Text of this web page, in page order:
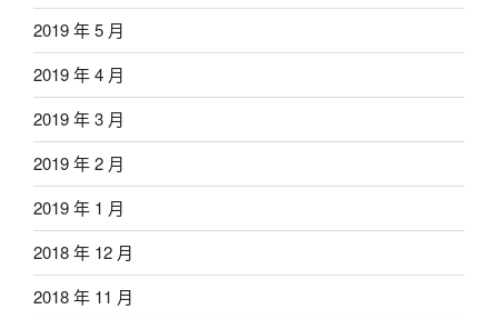
2019 年 5 月
2019 年 4 月
2019 年 3 月
2019 年 2 月
2019 年 1 月
2018 年 12 月
2018 年 11 月